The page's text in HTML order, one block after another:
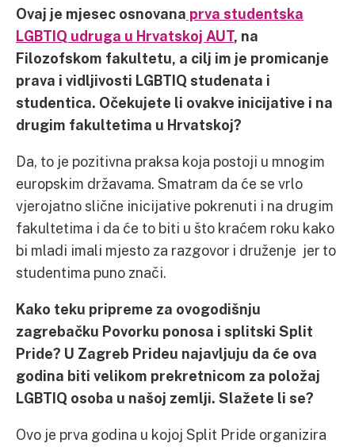
Ovaj je mjesec osnovana prva studentska
LGBTIQ udruga u Hrvatskoj AUT, na
Filozofskom fakultetu, a cilj im je promicanje
prava i vidljivosti LGBTIQ studenata i
studentica. Očekujete li ovakve inicijative i na
drugim fakultetima u Hrvatskoj?
Da, to je pozitivna praksa koja postoji u mnogim
europskim državama. Smatram da će se vrlo
vjerojatno slične inicijative pokrenuti i na drugim
fakultetima i da će to biti u što kraćem roku kako
bi mladi imali mjesto za razgovor i druženje jer to
studentima puno znači.
Kako teku pripreme za ovogodišnju
zagrebačku Povorku ponosa i splitski Split
Pride? U Zagreb Prideu najavljuju da će ova
godina biti velikom prekretnicom za položaj
LGBTIQ osoba u našoj zemlji. Slažete li se?
Ovo je prva godina u kojoj Split Pride organizira